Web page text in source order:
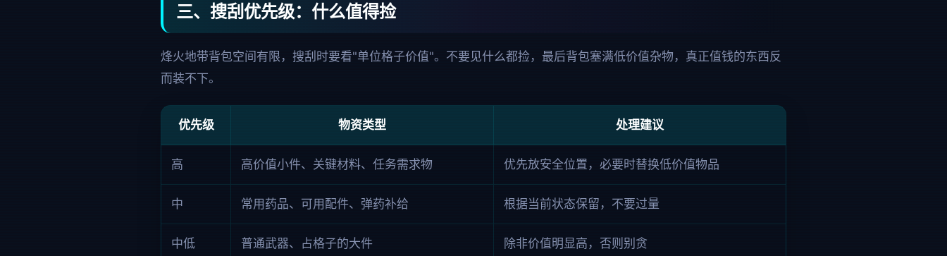
三、搜刮优先级：什么值得捡
烽火地带背包空间有限，搜刮时要看"单位格子价值"。不要见什么都捡，最后背包塞满低价值杂物，真正值钱的东西反
而装不下。
优先级 物资类型 处理建议
高 高价值小件、关键材料、任务需求物 优先放安全位置，必要时替换低价值物品
中 常用药品、可用配件、弹药补给 根据当前状态保留，不要过量
中低 普通武器、占格子的大件 除非价值明显高，否则别贪